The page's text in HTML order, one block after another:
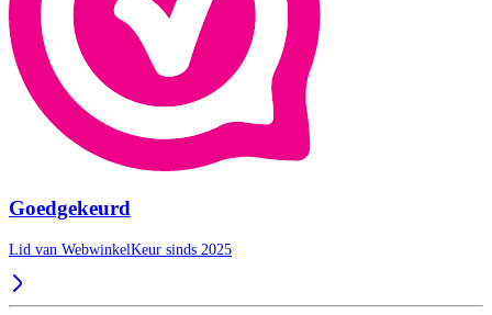
Goedgekeurd
Lid van WebwinkelKeur sinds 2025